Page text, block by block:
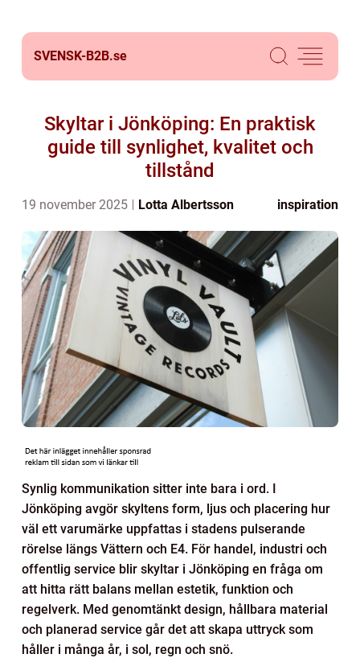
SVENSK-B2B.se
Skyltar i Jönköping: En praktisk
guide till synlighet, kvalitet och
tillstånd
19 november 2025 Lotta Albertsson inspiration
Synlig kommunikation sitter inte bara i ord. I
Jönköping avgör skyltens form, ljus och placering hur
väl ett varumärke uppfattas i stadens pulserande
rörelse längs Vättern och E4. För handel, industri och
offentlig service blir skyltar i Jönköping en fråga om
att hitta rätt balans mellan estetik, funktion och
regelverk. Med genomtänkt design, hållbara material
och planerad service går det att skapa uttryck som
håller i många år, i sol, regn och snö.